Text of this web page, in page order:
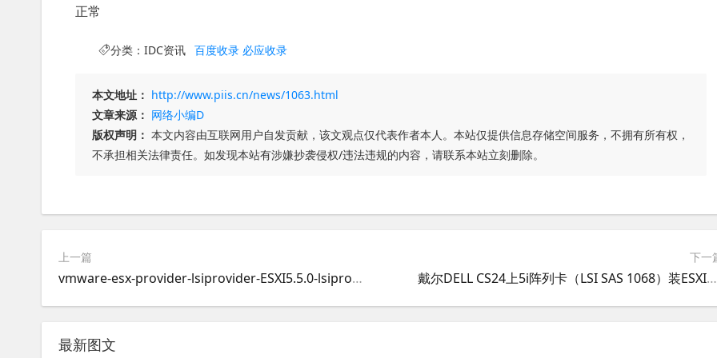
正常
分类： IDC资讯 百度收录 必应收录
本文地址： http://www.piis.cn/news/1063.html
文章来源： 网络小编D
版权声明： 本文内容由互联网用户自发贡献，该文观点仅代表作者本人。本站仅提供信息存储空间服务，不拥有所有权，
不承担相关法律责任。如发现本站有涉嫌抄袭侵权/违法违规的内容，请联系本站立刻删除。
上一篇
vmware-esx-provider-lsiprovider-ESXI5.5.0-lsiprovider-500.04.V0.52-0005-1973806
下一
戴尔DELL CS24上5i阵列卡（LSI SAS 1068）装ESXI5.5后监控磁盘RAID状况存储器健康状况
最新图文